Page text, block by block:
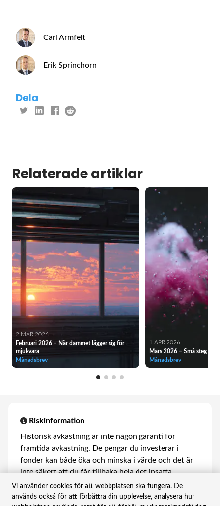
Carl Armfelt
Erik Sprinchorn
Dela
Relaterade artiklar
2 MAR 2026
Februari 2026 – När dammet lägger sig för
mjukvara
Månadsbrev
1 APR 2026
Mars 2026 – Små steg i
Månadsbrev
Riskinformation
Historisk avkastning är inte någon garanti för
framtida avkastning. De pengar du investerar i
fonder kan både öka och minska i värde och det är
inte säkert att du får tillbaka hela det insatta
kapitalet. Faktablad, informationsbroschyrer och
fondbestämmelser för våra fonder finns att hämta
Vi använder cookies för att webbplatsen ska fungera. De
används också för att förbättra din upplevelse, analysera hur